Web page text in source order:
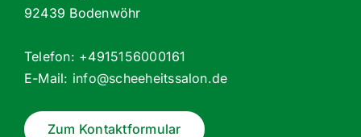
92439 Bodenwöhr
Telefon: +4915156000161
E-Mail: info@scheeheitssalon.de
Zum Kontaktformular